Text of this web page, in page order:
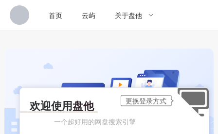
首页 云屿 关于盘他
欢迎使用盘他
一个超好用的网盘搜索引擎